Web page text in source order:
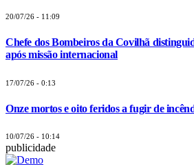
20/07/26 - 11:09
Chefe dos Bombeiros da Covilhã
após missão internacional
17/07/26 - 0:13
Onze mortos e oito feridos a fugir de
10/07/26 - 10:14
publicidade